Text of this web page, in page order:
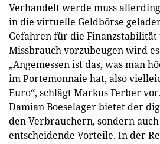
Verhandelt werde muss
in die virtuelle Geldbörse
Gefahren für die
Missbrauch vorzubeugen wird
„Angemessen ist das, was man
im Portemonnaie hat, also
Euro“, schlägt Markus Ferber
Damian Boeselager bietet der
den Verbrauchern, sondern
entscheidende Vorteile. In der